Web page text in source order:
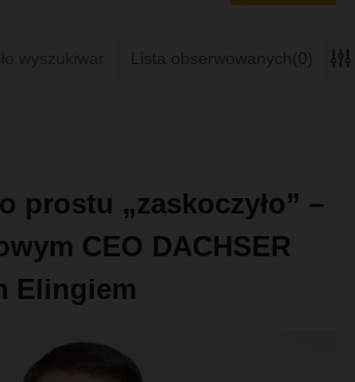
Lista obserwowanych (0)
prostu „zaskoczyło” –
CEO DACHSER
Elingiem